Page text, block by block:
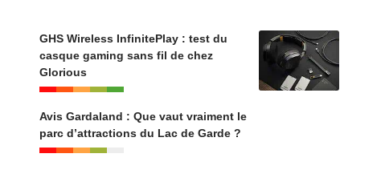
GHS Wireless InfinitePlay : test du
casque gaming sans fil de chez
Glorious
Avis Gardaland : Que vaut vraiment le
parc d’attractions du Lac de Garde ?